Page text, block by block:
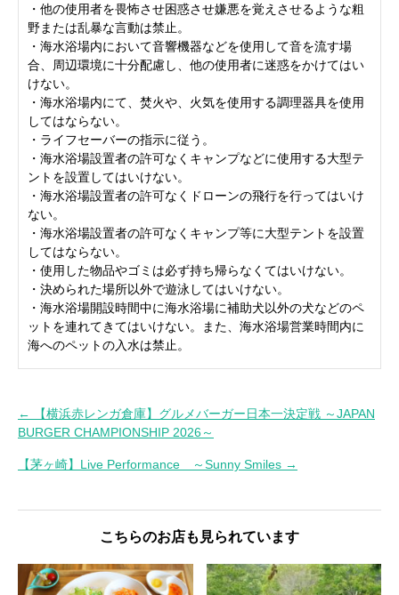
・他の使用者を畏怖させ困惑させ嫌悪を覚えさせるような粗
野または乱暴な言動は禁止。
・海水浴場内において音響機器などを使用して音を流す場
合、周辺環境に十分配慮し、他の使用者に迷惑をかけてはい
けない。
・海水浴場内にて、焚火や、火気を使用する調理器具を使用
してはならない。
・ライフセーバーの指示に従う。
・海水浴場設置者の許可なくキャンプなどに使用する大型テ
ントを設置してはいけない。
・海水浴場設置者の許可なくドローンの飛行を行ってはいけ
ない。
・海水浴場設置者の許可なくキャンプ等に大型テントを設置
してはならない。
・使用した物品やゴミは必ず持ち帰らなくてはいけない。
・決められた場所以外で遊泳してはいけない。
・海水浴場開設時間中に海水浴場に補助犬以外の犬などのペ
ットを連れてきてはいけない。また、海水浴場営業時間内に
海へのペットの入水は禁止。
投
稿
シ
← 【横浜赤レンガ倉庫】グルメバーガー日本一決定戦 ～JAPAN
BURGER CHAMPIONSHIP 2026～
【茅ヶ崎】Live Performance ～Sunny Smiles →
こちらのお店も見られています